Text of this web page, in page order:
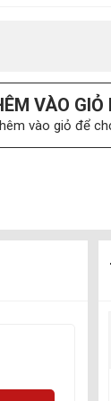
VÀO GIỎ
vào giỏ để